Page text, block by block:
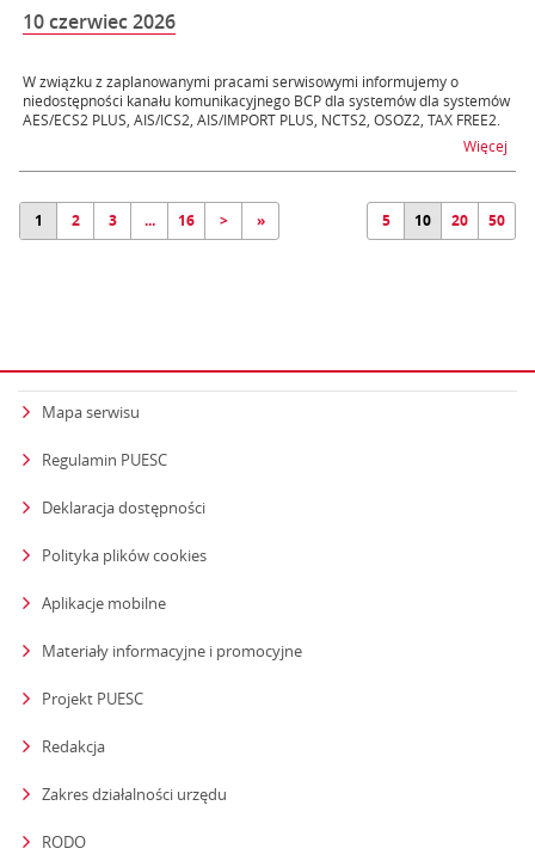
10 czerwiec 2026
W związku z zaplanowanymi pracami serwisowymi informujemy o
niedostępności kanału komunikacyjnego BCP dla systemów dla systemów
AES/ECS2 PLUS, AIS/ICS2, AIS/IMPORT PLUS, NCTS2, OSOZ2, TAX FREE2.
Więcej
1 2 3 ... 16 > » 5 10 20 50
Mapa serwisu
Regulamin PUESC
Deklaracja dostępności
Polityka plików cookies
Aplikacje mobilne
Materiały informacyjne i promocyjne
Projekt PUESC
Redakcja
Zakres działalności urzędu
RODO